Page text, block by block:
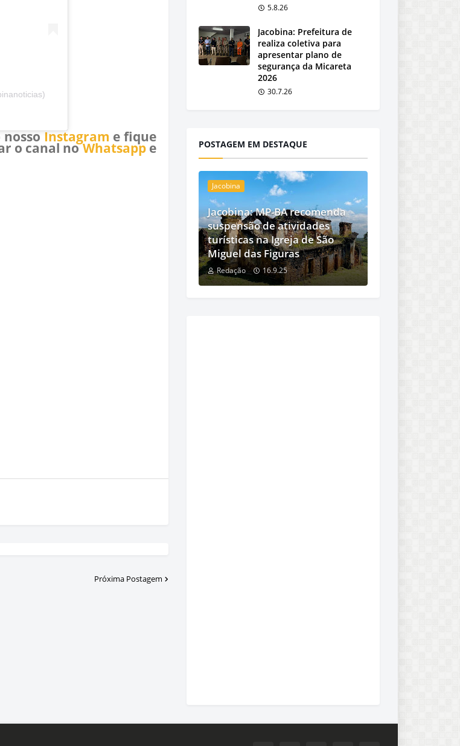
nossoInstagram e fique
o canal noWhatsappe
Próxima Postagem
5.8.26
Jacobina: Prefeitura de
realiza coletiva para
apresentar plano de
segurança da Micareta
2026
30.7.26
POSTAGEM EM DESTAQUE
Jacobina
Jacobina: MP-BA recomenda
suspensão de atividades
turísticas na Igreja de São
Miguel das Figuras
Redação 16.9.25